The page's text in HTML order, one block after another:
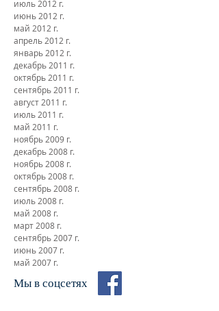
август 2015 г.
август 2012 г.
июль 2012 г.
июнь 2012 г.
май 2012 г.
апрель 2012 г.
январь 2012 г.
декабрь 2011 г.
октябрь 2011 г.
сентябрь 2011 г.
август 2011 г.
июль 2011 г.
май 2011 г.
ноябрь 2009 г.
декабрь 2008 г.
ноябрь 2008 г.
октябрь 2008 г.
сентябрь 2008 г.
июль 2008 г.
май 2008 г.
март 2008 г.
сентябрь 2007 г.
июнь 2007 г.
май 2007 г.